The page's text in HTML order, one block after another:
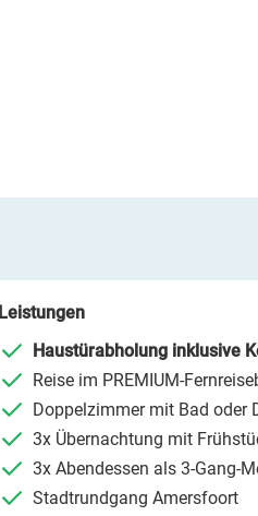
Leistungen
Haustürabholung inklusive
Reise im PREMIUM-
Doppelzimmer mit Bad oder
3x Übernachtung mit
3x Abendessen als 3-Gang-
Stadtrundgang Amersfoort